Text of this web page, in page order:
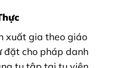
xuất gia theo giáo
đặt cho pháp danh